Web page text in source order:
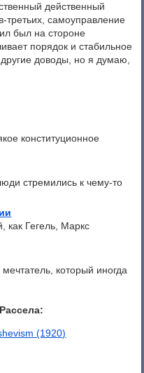
действенный
третьих, самоуправление
был на стороне
порядок и стабильное
доводы, но я думаю,
конституционное
стремились к чему-то
как Гегель, Маркс
который иногда
(1920)